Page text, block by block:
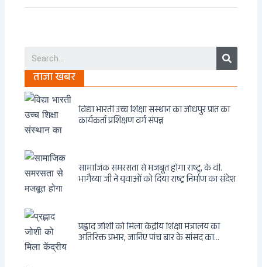
Search
ताजा खबर
विद्या भारती उच्च शिक्षा संस्थान का जोधपुर प्रांत का
कार्यकर्ता प्रशिक्षण वर्ग संपन्न
सामाजिक समरसता से मजबूत होगा राष्ट्र, के वी.
भागैय्या जी ने युवाओं को दिया राष्ट्र निर्माण का संदेश
प्रह्लाद जोशी को मिला केंद्रीय शिक्षा मंत्रालय का
अतिरिक्त प्रभार, जानिए पांच बार के सांसद का